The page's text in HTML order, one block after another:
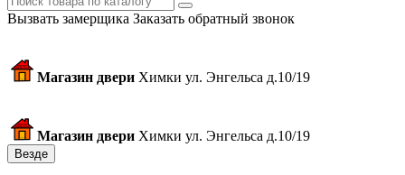
Вызвать замерщика Заказать обратный звонок
Магазин двери Химки ул. Энгельса д.10/19
Магазин двери Химки ул. Энгельса д.10/19
Везде